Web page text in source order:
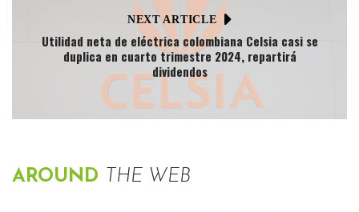
NEXT ARTICLE
Utilidad neta de eléctrica colombiana Celsia casi se
duplica en cuarto trimestre 2024, repartirá
dividendos
AROUND THE WEB